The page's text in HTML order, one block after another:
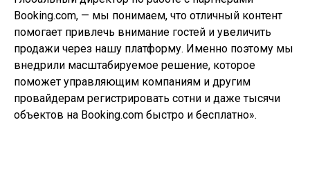
Booking.com, — мы понимаем, что отличный контент
помогает привлечь внимание гостей и увеличить
продажи через нашу платформу. Именно поэтому мы
внедрили масштабируемое решение, которое
поможет управляющим компаниям и другим
провайдерам регистрировать сотни и даже тысячи
объектов на Booking.com быстро и бесплатно».